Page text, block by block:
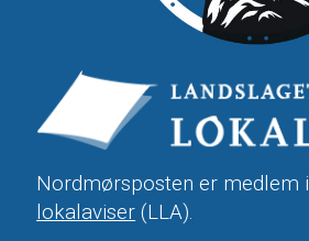
Nordmørsposten er medlem i
lokalaviser (LLA).